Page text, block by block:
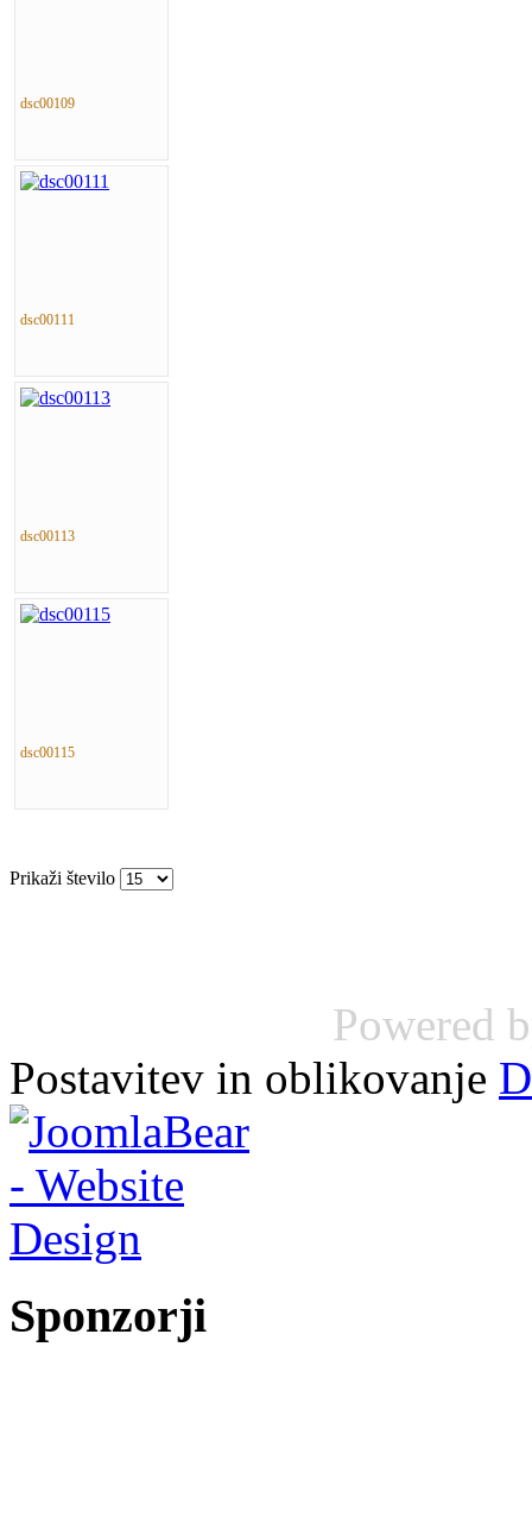
dsc00109
dsc00111
dsc00113
dsc00115
Prikaži število
Powered
Postavitev in oblikovanje
Sponzorji